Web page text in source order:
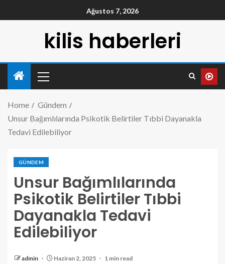
Ağustos 7, 2026
kilis haberleri
Home
Gündem
Unsur Bağımlılarında Psikotik Belirtiler Tıbbi Dayanakla
Tedavi Edilebiliyor
GÜNDEM
Unsur Bağımlılarında
Psikotik Belirtiler Tıbbi
Dayanakla Tedavi
Edilebiliyor
admin Haziran 2, 2025 1 min read